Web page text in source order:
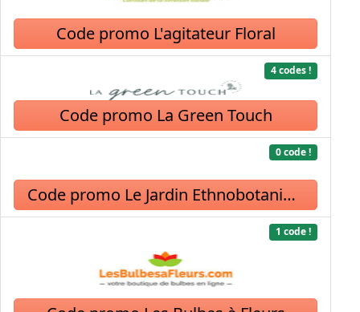
Code promo L'agitateur Floral
4 codes !
Code promo La Green Touch
0 code !
Code promo Le Jardin Ethnobotanique
1 code !